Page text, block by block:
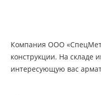
Компания ООО
конструкции. На складе
интересующую вас